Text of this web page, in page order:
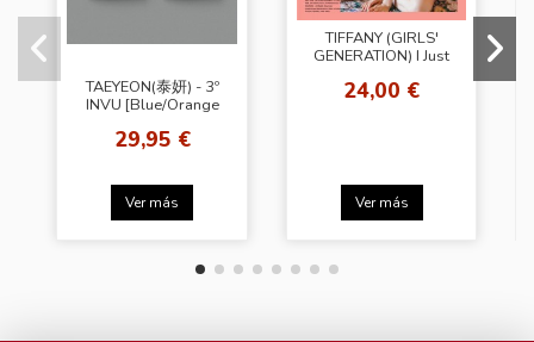
TAEYEON(泰妍) - 3º
INVU [Blue/Orange
29,95 €
Ver más
TIFFANY (GIRLS'
GENERATION) I Just
24,00 €
Ver más